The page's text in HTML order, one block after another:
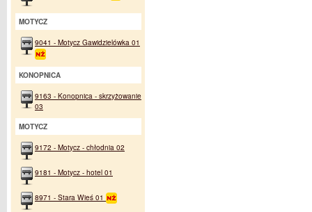
MOTYCZ
9041 - Motycz Gawidzielówka 01
KONOPNICA
9163 - Konopnica - skrzyżowanie
03
MOTYCZ
9172 - Motycz - chłodnia 02
9181 - Motycz - hotel 01
8971 - Stara Wieś 01